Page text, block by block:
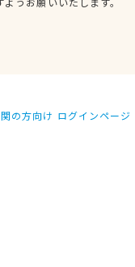
の方向け ログインページ